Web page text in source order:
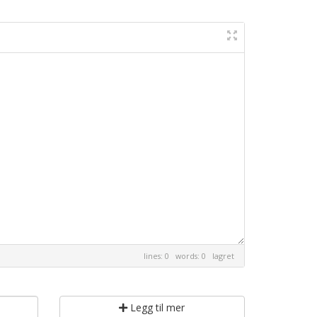
lines: 0 words: 0 lagret
Legg til mer